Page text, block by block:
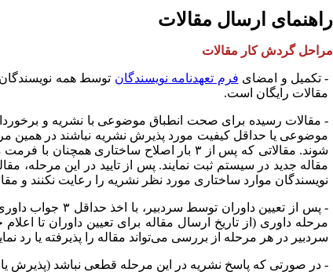
راهنمای ارسال مقالات
مراحل گردش کار مقالات
- تکمیل و امضای فرم تعهدنامه نویسندگان توسط همه نویسندگان
مقالات رایگان است.
شوند. مقالاتی که پس از ۳ بار اصلاح
مقاله جدید در سیستم ثبت نمایند. پس از تایید در این مرحله،
نویسندگان موارد ساختاری مورد نظر نشریه را رعایت نکنند و
- پس از تعیین
سردبیر در هر مرحله از بررسی می‌تواند مقاله را پذیرفته یا رد
- در صورتی که پاسخ نشریه در این مرحله قطعی نباشد (پذیرش یا رد قطعی مقاله)، نویسندگان حداکثر ۳۰ روز فرصت